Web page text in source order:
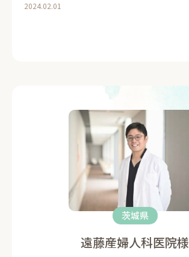
2024.02.01
茨城県
遠藤産婦人科医院様